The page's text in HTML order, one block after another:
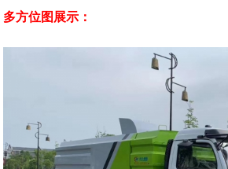
多方位图展示：